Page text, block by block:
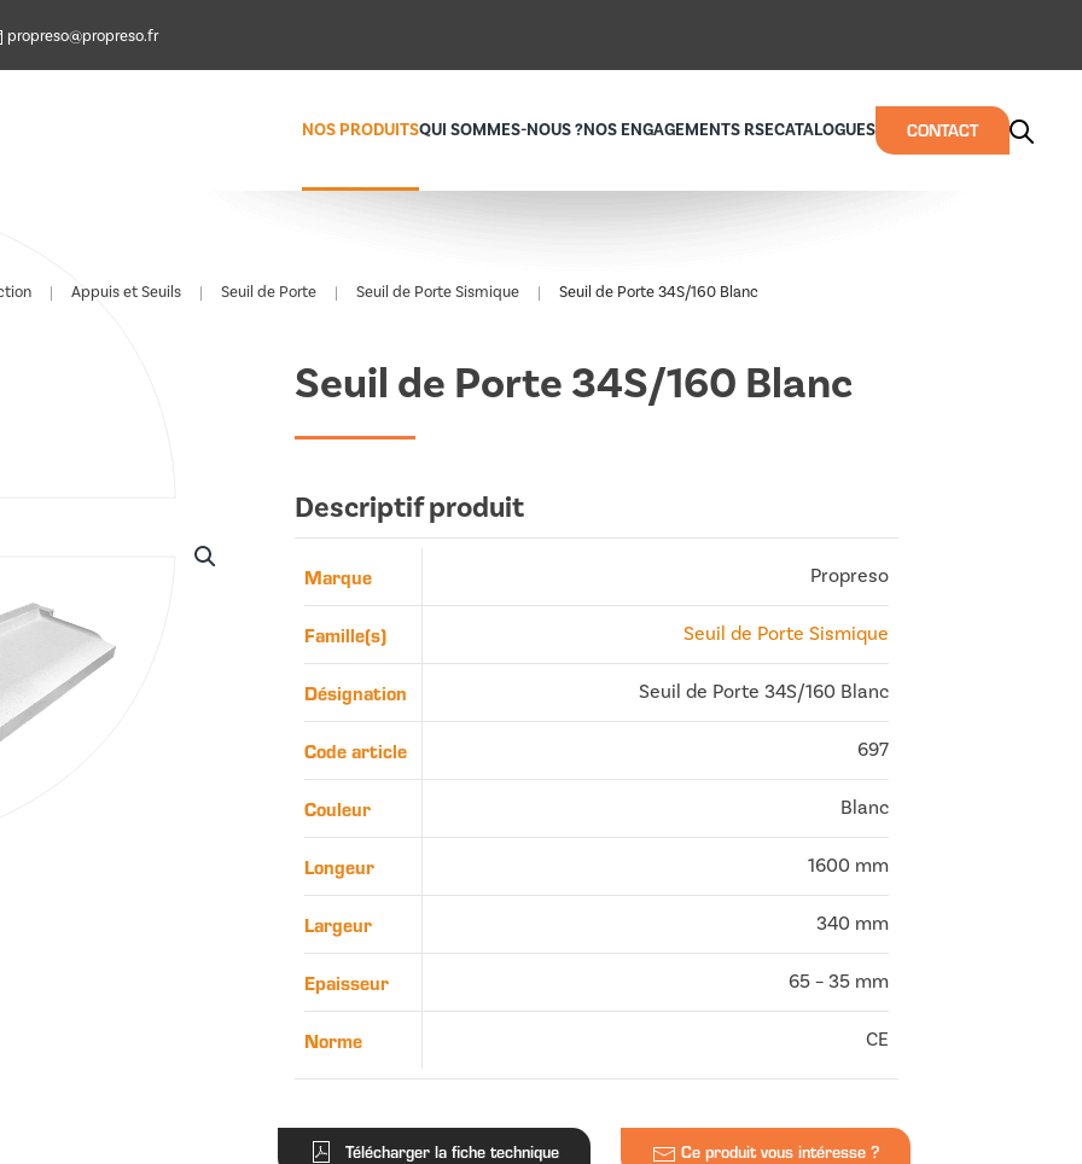
propreso@propreso.fr
NOS PRODUITSQUI SOMMES-NOUS ?NOS ENGAGEMENTS RSECATALOGUES CONTACT
Appuis et Seuils Seuil de Porte Seuil de Porte Sismique Seuil de Porte 34S/160 Blanc
Seuil de Porte 34S/160 Blanc
Descriptif produit
Marque Propreso
Famille(s) Seuil de Porte Sismique
Désignation Seuil de Porte 34S/160 Blanc
Code article 697
Couleur Blanc
Longeur 1600 mm
Largeur 340 mm
Epaisseur 65 – 35 mm
Norme CE
Télécharger la fiche technique Ce produit vous intéresse ?